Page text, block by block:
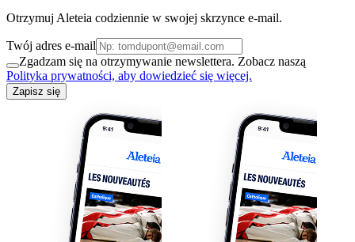
Otrzymuj Aleteia codziennie w swojej skrzynce e-mail.
Twój adres e-mail
Zgadzam się na otrzymywanie newslettera. Zobacz naszą
Polityka prywatności, aby dowiedzieć się więcej.
Zapisz się